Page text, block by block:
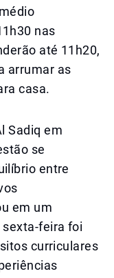
nas
até 11h20,
arrumar as
casa.
Sadiq em
se
entre
em um
sexta-feira foi
curriculares